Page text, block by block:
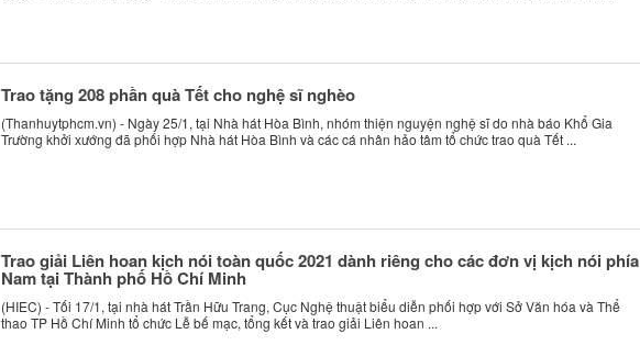
Trao tặng 208 phần quà Tết cho nghệ sĩ nghèo
(Thanhuytphcm.vn) - Ngày 25/1, tại Nhà hát Hòa Bình, nhóm thiện nguyện nghệ sĩ do nhà báo Khổ Gia
Trường khởi xướng đã phối hợp Nhà hát Hòa Bình và các cá nhân hảo tâm tổ chức trao quà Tết ...
Trao giải Liên hoan kịch nói toàn quốc 2021 dành riêng cho các đơn vị kịch nói phía
Nam tại Thành phố Hồ Chí Minh
(HIEC) - Tối 17/1, tại nhà hát Trần Hữu Trang, Cục Nghệ thuật biểu diễn phối hợp với Sở Văn hóa và Thể
thao TP Hồ Chí Minh tổ chức Lễ bế mạc, tổng kết và trao giải Liên hoan ...